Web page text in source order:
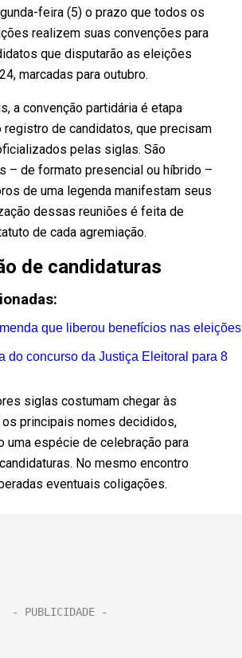
feira (5) o prazo que todos os
realizem suas convenções para
que disputarão as eleições
marcadas para outubro.
a convenção partidária é etapa
registro de candidatos, que precisam
pelas siglas. São
– de formato presencial ou híbrido –
de uma legenda manifestam seus
dessas reuniões é feita de
de cada agremiação.
de candidaturas
que liberou benefícios nas eleições
do concurso da Justiça Eleitoral para 8
siglas costumam chegar às
principais nomes decididos,
uma espécie de celebração para
No mesmo encontro
eventuais coligações.